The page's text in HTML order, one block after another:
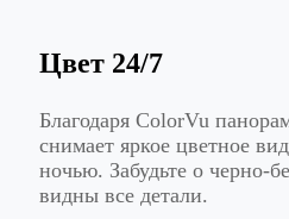
Цвет 24/7
Благодаря ColorVu
снимает яркое цветное
ночью. Забудьте о черно-
видны все детали.